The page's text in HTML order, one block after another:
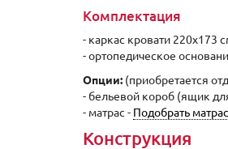
Комплектация
- каркас кровати 220x173
- ортопедическое
Опции: (приобретается
- бельевой короб (ящик
- матрас - Подобрать
Конструкция